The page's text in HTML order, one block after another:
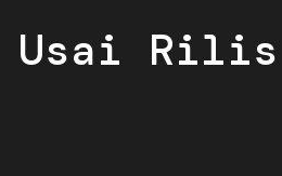
Usai